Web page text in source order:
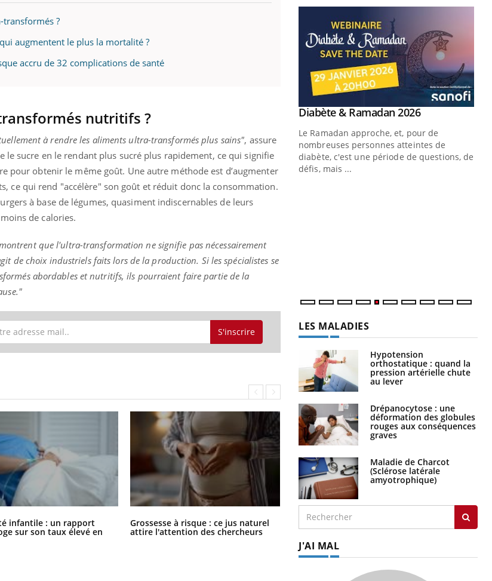
?
augmentent le plus la mortalité ?
accru de 32 complications de santé
nutritifs ?
à rendre les aliments ultra-transformés plus sains", assure
le sucre en le rendant plus sucré plus rapidement, ce qui signifie
pour obtenir le même goût. Une autre méthode est d’augmenter
ce qui rend "accélère" son goût et réduit donc la consommation.
à base de légumes, quasiment indiscernables de leurs
de calories.
que l'ultra-transformation ne signifie pas nécessairement
de choix industriels faits lors de la production. Si les spécialistes se
abordables et nutritifs, ils pourraient faire partie de la
S'inscrire
infantile : un rapport
sur son taux élevé en
Grossesse à risque : ce jus naturel
attire l'attention des chercheurs
Comment oublier les écrans en
vacances ?
mentale : et si on
Youtube
dans le diabète de type 2
reçues chez les
parfois chez les soignants.
Youtube
Eczéma Chronique des Mains : se
préparer pour l’été !
L'été arrive… et avec lui, un tout nouveau
rythme de vie ! Vacances, plage, piscine,
soleil, activités en plein air… Nos mains
Youtube
Diabète & Ramadan 2026Youtube
Le Ramadan approche, et, pour de
nombreuses personnes atteintes de
diabète, c'est une période de questions, de
défis, mais ...
LES MALADIES
Hypotension
orthostatique : quand la
pression artérielle chute
au lever
Drépanocytose : une
déformation des globules
rouges aux conséquences
graves
Maladie de Charcot
(Sclérose latérale
amyotrophique)
J'AI MAL